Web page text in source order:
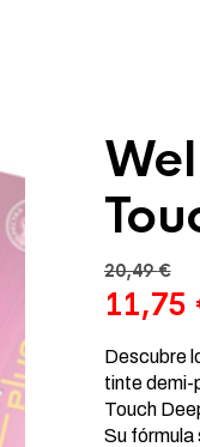
20,49€
El
era:
20,49
11,75
Descubre
tinte demi-
Touch
Su fórmula